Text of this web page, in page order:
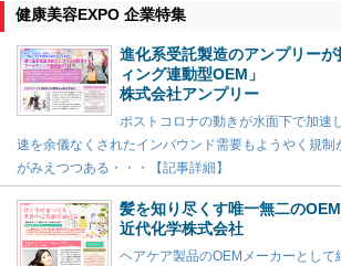
健康美容EXPO 企業特集
進化系受託製造のアンプリー
ィング連動型OEM」
株式会社アンプリー
ポストコロナの動きが水面下で加速
速を余儀なくされたインバウンド需要もようやく規制
がみえつつある・・・【記事詳細】
髪を知り尽くす唯一無二の
近代化学株式会社
ヘアケア製品のOEMメーカーとして